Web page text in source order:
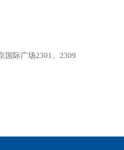
国际广场2301、2309